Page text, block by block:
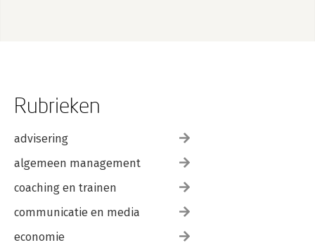
Rubrieken
advisering
algemeen management
coaching en trainen
communicatie en media
economie